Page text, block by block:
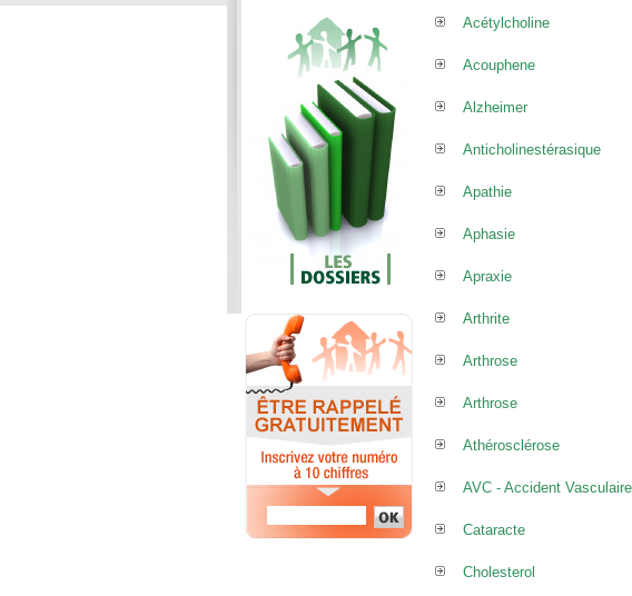
Acétylcholine
Acouphene
Alzheimer
Anticholinestérasique
Apathie
Aphasie
Apraxie
Arthrite
Arthrose
Arthrose
Athérosclérose
AVC - Accident
Cataracte
Cholesterol